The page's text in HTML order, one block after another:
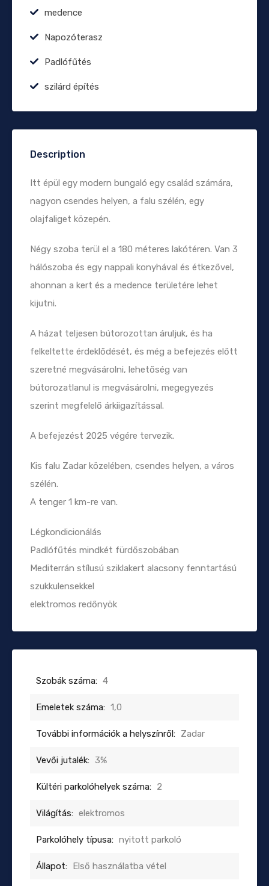
medence
Napozóterasz
Padlófűtés
szilárd építés
Description
Itt épül egy modern bungaló egy család számára,
nagyon csendes helyen, a falu szélén, egy
olajfaliget közepén.
Négy szoba terül el a 180 méteres lakótéren. Van 3
hálószoba és egy nappali konyhával és étkezővel,
ahonnan a kert és a medence területére lehet
kijutni.
A házat teljesen bútorozottan áruljuk, és ha
felkeltette érdeklődését, és még a befejezés előtt
szeretné megvásárolni, lehetőség van
bútorozatlanul is megvásárolni, megegyezés
szerint megfelelő árkiigazítással.
A befejezést 2025 végére tervezik.
Kis falu Zadar közelében, csendes helyen, a város
szélén.
A tenger 1 km-re van.
Légkondicionálás
Padlófűtés mindkét fürdőszobában
Mediterrán stílusú sziklakert alacsony fenntartású
szukkulensekkel
elektromos redőnyök
Szobák száma: 4
Emeletek száma: 1,0
További információk a helyszínről: Zadar
Vevői jutalék: 3%
Kültéri parkolóhelyek száma: 2
Világítás: elektromos
Parkolóhely típusa: nyitott parkoló
Állapot: Első használatba vétel